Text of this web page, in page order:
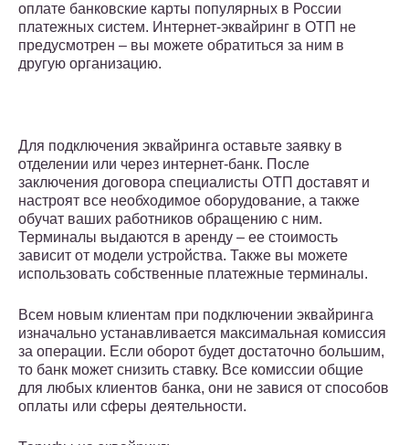
оплате банковские карты популярных в России
платежных систем. Интернет-эквайринг в ОТП не
предусмотрен – вы можете обратиться за ним в
другую организацию.
Для подключения эквайринга оставьте заявку в
отделении или через интернет-банк. После
заключения договора специалисты ОТП доставят и
настроят все необходимое оборудование, а также
обучат ваших работников обращению с ним.
Терминалы выдаются в аренду – ее стоимость
зависит от модели устройства. Также вы можете
использовать собственные платежные терминалы.
Всем новым клиентам при подключении эквайринга
изначально устанавливается максимальная комиссия
за операции. Если оборот будет достаточно большим,
то банк может снизить ставку. Все комиссии общие
для любых клиентов банка, они не завися от способов
оплаты или сферы деятельности.